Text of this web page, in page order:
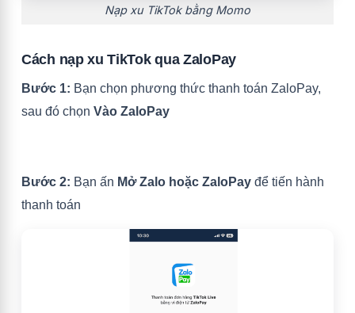
Nạp xu TikTok bằng Momo
Cách nạp xu TikTok qua ZaloPay
Bước 1: Bạn chọn phương thức thanh toán ZaloPay,
sau đó chọn Vào ZaloPay
Bước 2: Bạn ấn Mở Zalo hoặc ZaloPay để tiến hành
thanh toán